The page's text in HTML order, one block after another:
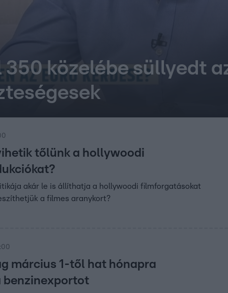
közelébe süllyedt
tőlünk a hollywoodi
akár le is állíthatja a hollywoodi filmforgatásokat
a filmes aranykort?
március 1-től hat hónapra
benzinexportot